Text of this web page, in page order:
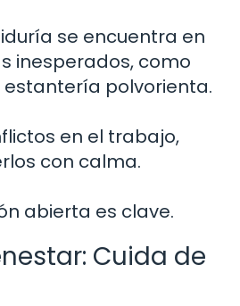
se encuentra en
inesperados, como
estantería polvorienta.
en el trabajo,
con calma.
abierta es clave.
Cuida de